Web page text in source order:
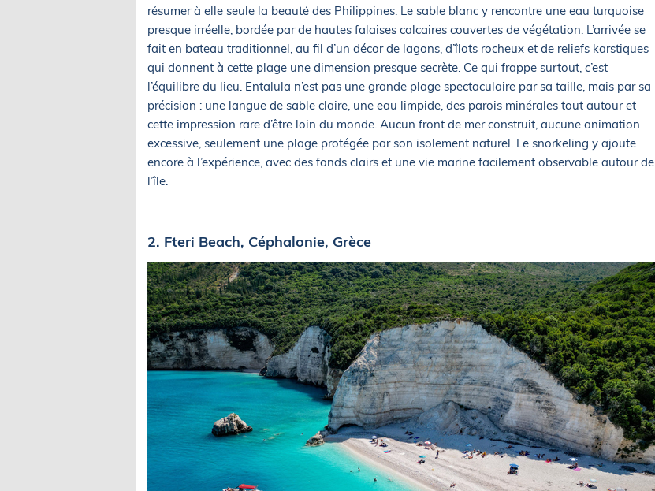
résumer à elle seule la beauté des Philippines. Le sable blanc y rencontre une eau turquoise
presque irréelle, bordée par de hautes falaises calcaires couvertes de végétation. L’arrivée se
fait en bateau traditionnel, au fil d’un décor de lagons, d’îlots rocheux et de reliefs karstiques
qui donnent à cette plage une dimension presque secrète. Ce qui frappe surtout, c’est
l’équilibre du lieu. Entalula n’est pas une grande plage spectaculaire par sa taille, mais par sa
précision : une langue de sable claire, une eau limpide, des parois minérales tout autour et
cette impression rare d’être loin du monde. Aucun front de mer construit, aucune animation
excessive, seulement une plage protégée par son isolement naturel. Le snorkeling y ajoute
encore à l’expérience, avec des fonds clairs et une vie marine facilement observable autour de
l’île.
2. Fteri Beach, Céphalonie, Grèce